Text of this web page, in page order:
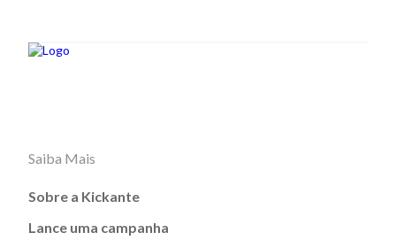
Saiba Mais
Sobre a Kickante
Lance uma campanha